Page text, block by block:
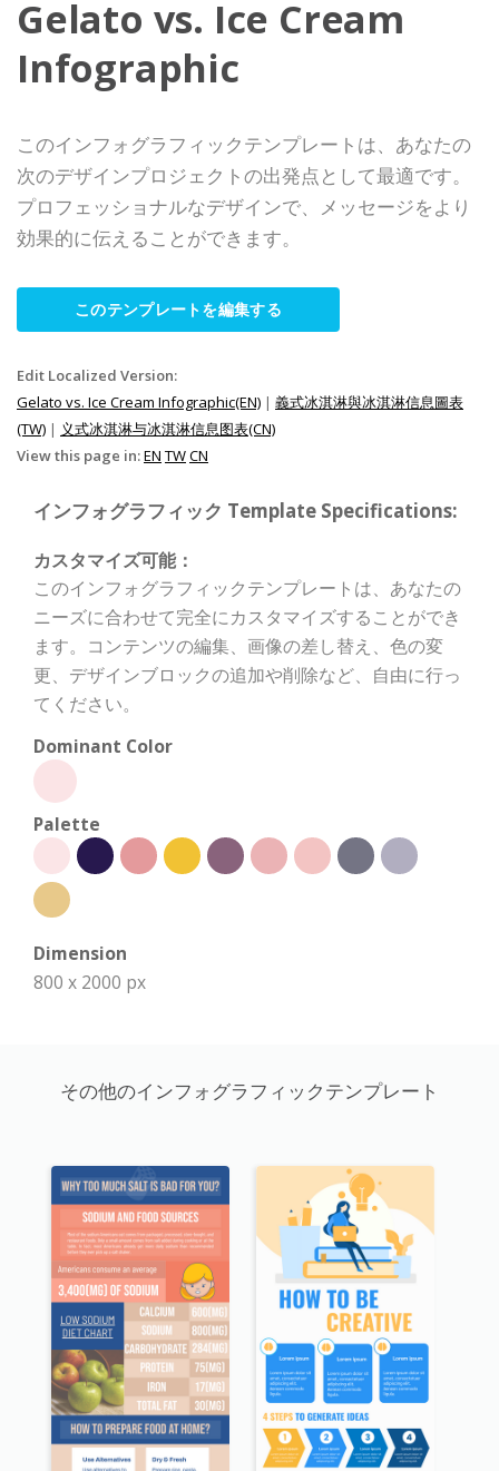
Gelato vs. Ice Cream
Infographic
このインフォグラフィックテンプレートは、あなたの
次のデザインプロジェクトの出発点として最適です。
プロフェッショナルなデザインで、メッセージをより
効果的に伝えることができます。
このテンプレートを編集する
Edit Localized Version:
Gelato vs. Ice Cream Infographic(EN) | 義式冰淇淋與冰淇淋信息圖表
(TW) | 义式冰淇淋与冰淇淋信息图表(CN)
View this page in:EN TWCN
インフォグラフィック Template Specifications:
カスタマイズ可能：
このインフォグラフィックテンプレートは、あなたの
ニーズに合わせて完全にカスタマイズすることができ
ます。コンテンツの編集、画像の差し替え、色の変
更、デザインブロックの追加や削除など、自由に行っ
てください。
Dominant Color
Palette
Dimension
800 x 2000 px
その他のインフォグラフィックテンプレート